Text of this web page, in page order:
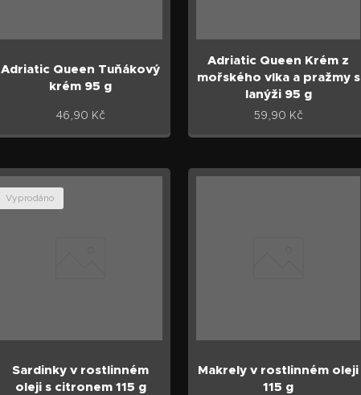
Adriatic Queen Tuňákový
krém 95 g
46,90 Kč
Adriatic Queen Krém z
mořského vlka a pražmy s
lanýži 95 g
59,90 Kč
Sardinky v rostlinném
oleji s citronem 115 g
Vyprodáno
Makrely v rostlinném oleji
115 g